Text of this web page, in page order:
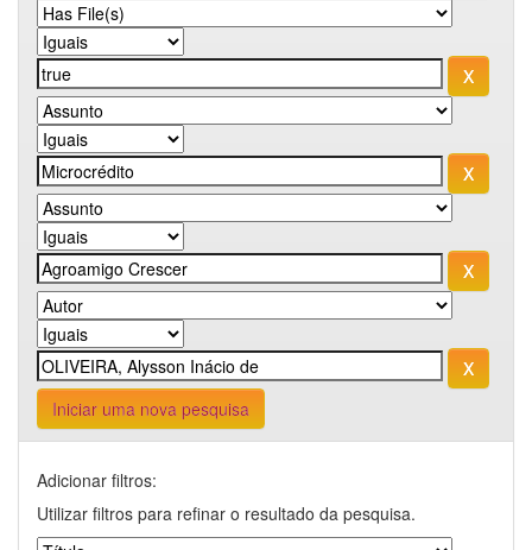
Iniciar uma nova pesquisa
Adicionar filtros:
Utilizar filtros para refinar o resultado da pesquisa.